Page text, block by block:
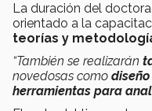
La duración del
orientado a la
teorías y
“También se realizarán
novedosas como
herramientas para